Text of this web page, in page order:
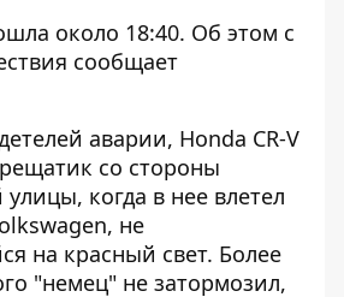
около 18:40. Об этом с
сообщает
аварии, Honda CR-V
со стороны
когда в нее влетел
не
на красный свет. Более
"немец" не затормозил,